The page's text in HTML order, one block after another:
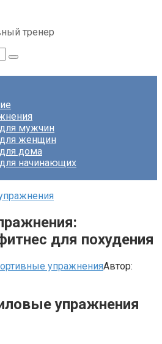
тренер
мужчин
женщин
дома
начинающих
для похудения
упражненияАвтор:
упражнения